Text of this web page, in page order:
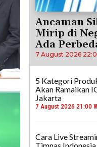
Ancaman
Mirip di
Ada
7 August 2026
5 Kategori
Akan Ramaikan
Jakarta
7 August 2026 21:00
Cara Live